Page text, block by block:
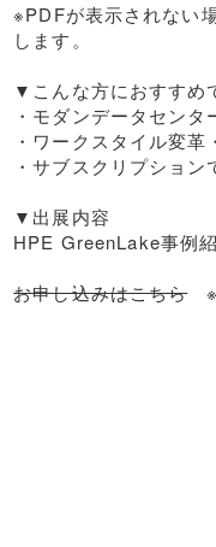
※PDFが表示されない
します。
▼こんな方におすすめ
・モダンデータセン
・ワークスタイル変
・サブスクリプショ
▼出展内容
HPE GreenLake事例
お申し込みはこちら※